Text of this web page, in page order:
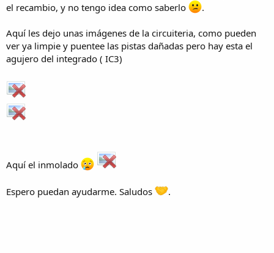
el recambio, y no tengo idea como saberlo
.
Aquí les dejo unas imágenes de la circuiteria, como pueden
ver ya limpie y puentee las pistas dañadas pero hay esta el
agujero del integrado ( IC3)
Aquí el inmolado
Espero puedan ayudarme. Saludos .